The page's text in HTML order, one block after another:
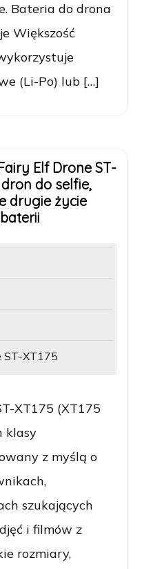
Bateria do drona
Większość
(Li-Po) lub […]
Elf Drone ST-
dron do selfie,
drugie życie
ST-XT175
XT175 (XT175
klasy
z myślą o
szukających
i filmów z
rozmiary,